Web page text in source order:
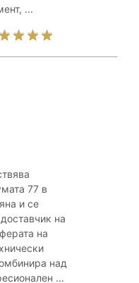
...
77 в
и се
на
на
над
...